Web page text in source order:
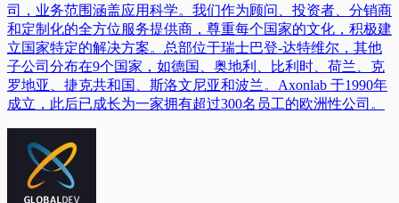
司，业务范围涵盖应用科学。我们作为顾问、投资者、分销商
和定制化的全方位服务提供商，尊重每个国家的文化，积极建
立国家特定的解决方案。总部位于瑞士巴登-达特维尔，其他
子公司分布在9个国家，如德国、奥地利、比利时、荷兰、克
罗地亚、捷克共和国、斯洛文尼亚和波兰。Axonlab 于1990年
成立，此后已成长为一家拥有超过300名员工的欧洲性公司。